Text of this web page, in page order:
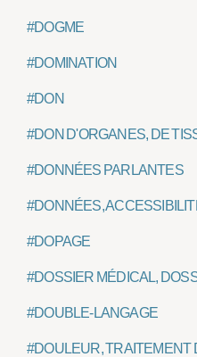
#DOGME
#DOMINATION
#DON
#DON D'ORGANES, DE
#DONNÉES PARLANTES
#DONNÉES,
#DOPAGE
#DOSSIER MÉDICAL,
#DOUBLE-LANGAGE
#DOULEUR, TRAITEMENT